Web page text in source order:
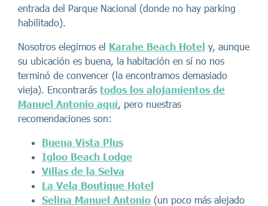
entrada del Parque Nacional (donde no hay parking
habilitado).
Nosotros elegimos el Karahe Beach Hotel y, aunque
su ubicación es buena, la habitación en sí no nos
terminó de convencer (la encontramos demasiado
vieja). Encontrarás todos los alojamientos de
Manuel Antonio aquí, pero nuestras
recomendaciones son:
Buena Vista Plus
Igloo Beach Lodge
Villas de la Selva
La Vela Boutique Hotel
Selina Manuel Antonio (un poco más alejado